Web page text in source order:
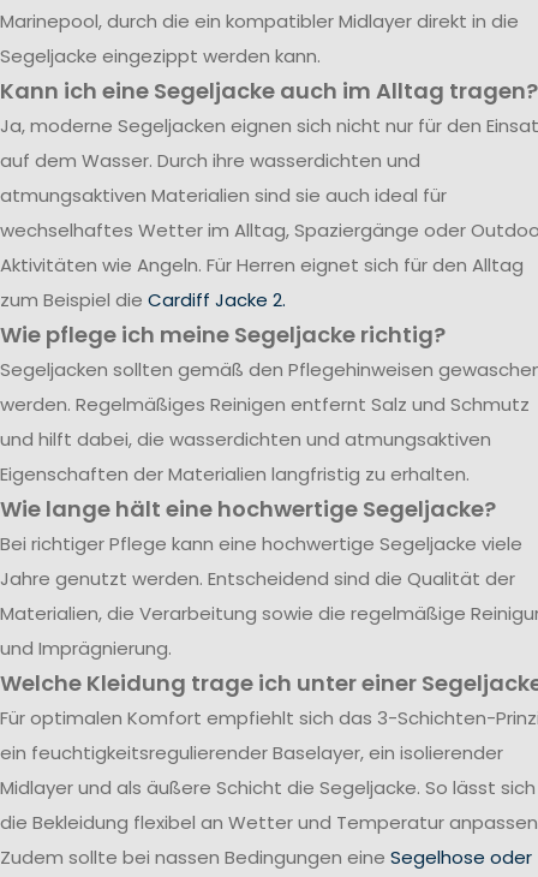
Marinepool, durch die ein kompatibler Midlayer direkt in die
Segeljacke eingezippt werden kann.
Kann ich eine Segeljacke auch im Alltag tragen?
Ja, moderne Segeljacken eignen sich nicht nur für den
auf dem Wasser. Durch ihre wasserdichten und
atmungsaktiven Materialien sind sie auch ideal für
wechselhaftes Wetter im Alltag, Spaziergänge oder
Aktivitäten wie Angeln. Für Herren eignet sich für den Alltag
zum Beispiel die Cardiff Jacke 2.
Wie pflege ich meine Segeljacke richtig?
Segeljacken sollten gemäß den Pflegehinweisen
werden. Regelmäßiges Reinigen entfernt Salz und Schmutz
und hilft dabei, die wasserdichten und atmungsaktiven
Eigenschaften der Materialien langfristig zu erhalten.
Wie lange hält eine hochwertige Segeljacke?
Bei richtiger Pflege kann eine hochwertige Segeljacke viele
Jahre genutzt werden. Entscheidend sind die Qualität der
Materialien, die Verarbeitung sowie die regelmäßige
und Imprägnierung.
Welche Kleidung trage ich unter einer
Für optimalen Komfort empfiehlt sich das 3-Schichten-
ein feuchtigkeitsregulierender Baselayer, ein isolierender
Midlayer und als äußere Schicht die Segeljacke. So lässt sich
die Bekleidung flexibel an Wetter und Temperatur
Zudem sollte bei nassen Bedingungen eine Segelhose oder